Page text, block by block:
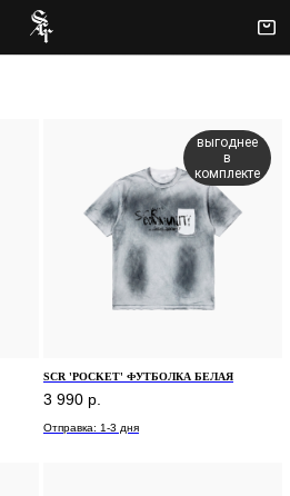
выгоднее
в
комплекте
SCR 'POCKET' ФУТБОЛКА БЕЛАЯ
3 990 р.
Отправка: 1-3 дня